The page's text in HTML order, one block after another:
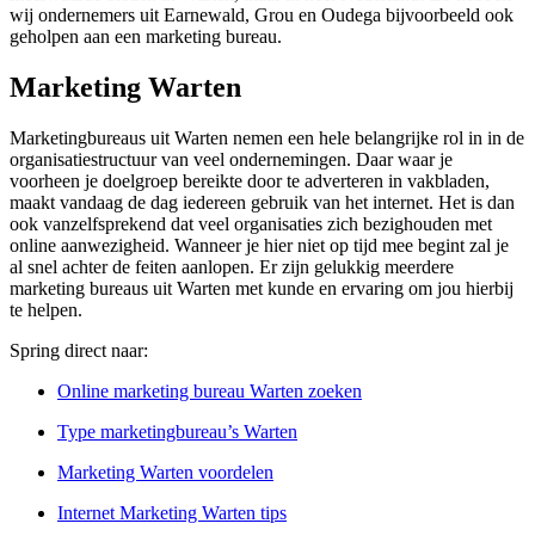
wij ondernemers uit Earnewald, Grou en Oudega bijvoorbeeld ook
geholpen aan een marketing bureau.
Marketing Warten
Marketingbureaus uit Warten nemen een hele belangrijke rol in in de
organisatiestructuur van veel ondernemingen. Daar waar je
voorheen je doelgroep bereikte door te adverteren in vakbladen,
maakt vandaag de dag iedereen gebruik van het internet. Het is dan
ook vanzelfsprekend dat veel organisaties zich bezighouden met
online aanwezigheid. Wanneer je hier niet op tijd mee begint zal je
al snel achter de feiten aanlopen. Er zijn gelukkig meerdere
marketing bureaus uit Warten met kunde en ervaring om jou hierbij
te helpen.
Spring direct naar:
Online marketing bureau Warten zoeken
Type marketingbureau’s Warten
Marketing Warten voordelen
Internet Marketing Warten tips